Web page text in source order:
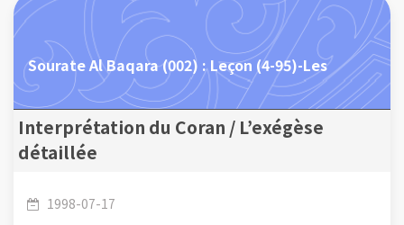
Sourate Al Baqara (002) : Leçon (4-95)-Les
Interprétation du Coran / L’exégèse
détaillée
1998-07-17